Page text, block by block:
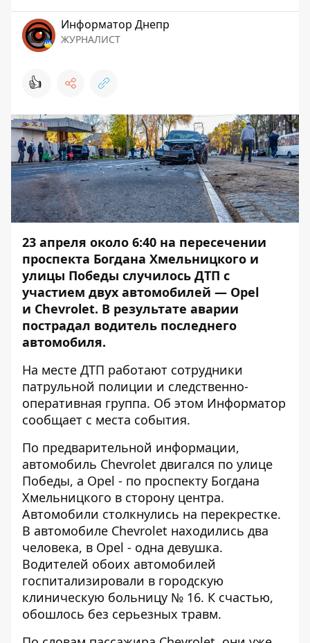
Информатор Днепр
ЖУРНАЛИСТ
👍
23 апреля около 6:40 на пересечении
проспекта Богдана Хмельницкого и
улицы Победы случилось ДТП с
участием двух автомобилей — Opel
и ‎Chevrolet. В результате аварии
пострадал водитель последнего
автомобиля.
На месте ДТП работают сотрудники
патрульной полиции и следственно-
оперативная группа. Об этом Информатор
сообщает с места события.
По предварительной информации,
автомобиль Chevrolet двигался по улице
Победы, а Opel - по проспекту Богдана
Хмельницкого в сторону центра.
Автомобили столкнулись на перекрестке.
В автомобиле Chevrolet находились два
человека, в Opel - одна девушка.
Водителей обоих автомобилей
госпитализировали в городскую
клиническую больницу № 16. К счастью,
обошлось без серьезных травм.